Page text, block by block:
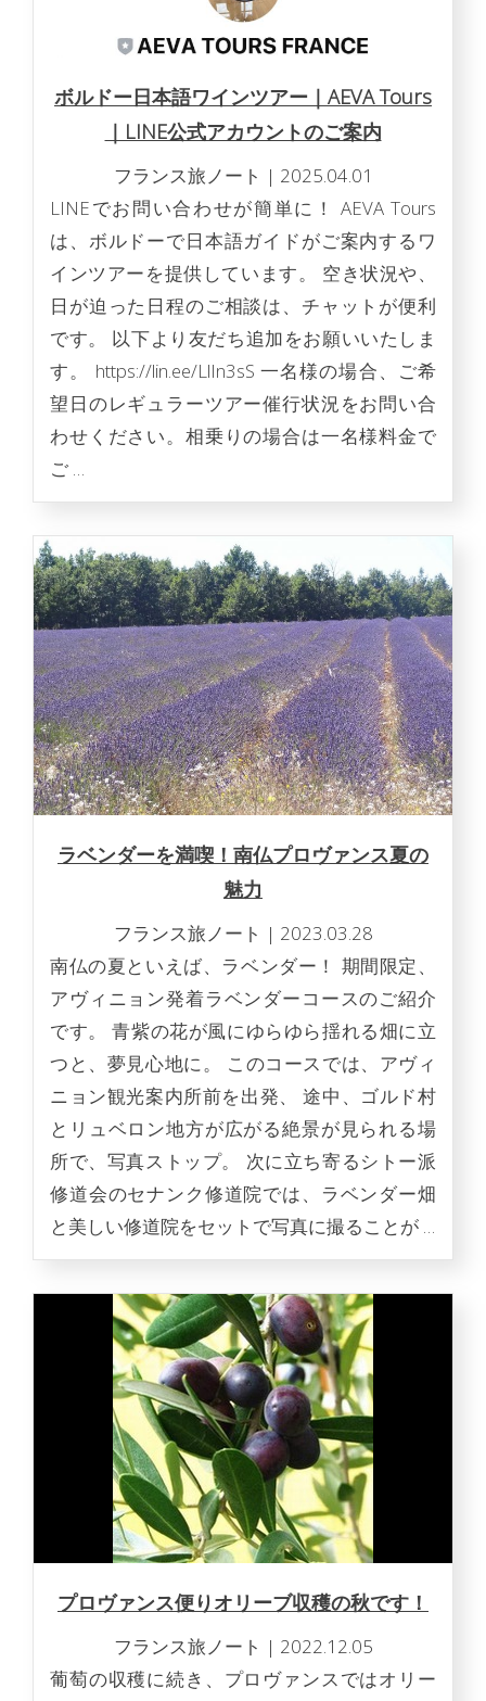
ボルドー日本語ワインツアー｜AEVA Tours
｜LINE公式アカウントのご案内
フランス旅ノート | 2025.04.01
LINEでお問い合わせが簡単に！ AEVA Tours
は、ボルドーで日本語ガイドがご案内するワ
インツアーを提供しています。 空き状況や、
日が迫った日程のご相談は、チャットが便利
です。 以下より友だち追加をお願いいたしま
す。 https://lin.ee/LlIn3sS 一名様の場合、ご希
望日のレギュラーツアー催行状況をお問い合
わせください。相乗りの場合は一名様料金で
ご …
ラベンダーを満喫！南仏プロヴァンス夏の
魅力
フランス旅ノート | 2023.03.28
南仏の夏といえば、ラベンダー！ 期間限定、
アヴィニョン発着ラベンダーコースのご紹介
です。 青紫の花が風にゆらゆら揺れる畑に立
つと、夢見心地に。 このコースでは、アヴィ
ニョン観光案内所前を出発、 途中、ゴルド村
とリュベロン地方が広がる絶景が見られる場
所で、写真ストップ。 次に立ち寄るシトー派
修道会のセナンク修道院では、ラベンダー畑
と美しい修道院をセットで写真に撮ることが …
プロヴァンス便りオリーブ収穫の秋です！
フランス旅ノート | 2022.12.05
葡萄の収穫に続き、プロヴァンスではオリー